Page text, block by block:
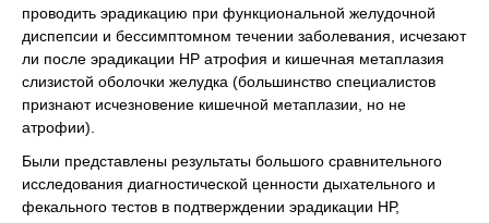
проводить эрадикацию при функциональной желудочной
диспепсии и бессимптомном течении заболевания, исчезают
ли после эрадикации НР атрофия и кишечная метаплазия
слизистой оболочки желудка (большинство специалистов
признают исчезновение кишечной метаплазии, но не
атрофии).
Были представлены результаты большого сравнительного
исследования диагностической ценности дыхательного и
фекального тестов в подтверждении эрадикации НР,